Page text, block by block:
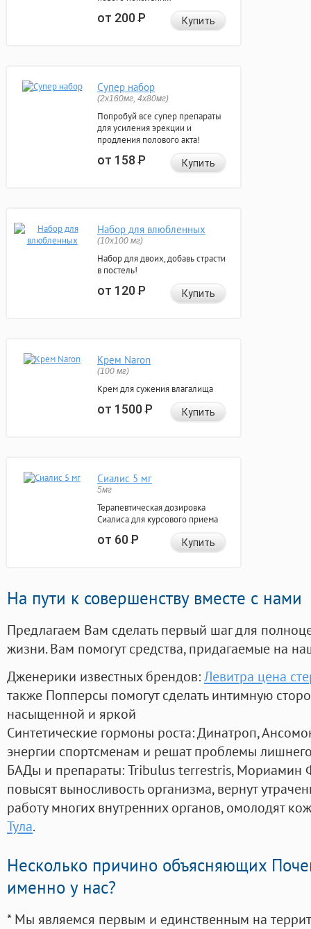
от 200Р Купить
Супер набор
(2х160мг, 4х80мг)
Попробуй все супер препараты
для усиления эрекции и
продления полового акта!
от 158Р Купить
Набор для влюбленных
(10х100 мг)
Набор для двоих, добавь страсти
в постель!
от 120Р Купить
Крем Naron
(100 мг)
Крем для сужения влагалища
от 1500Р Купить
Сиалис 5 мг
5мг
Терапевтическая дозировка
Сиалиса для курсового приема
от 60Р Купить
На пути к совершенству вместе с нами
Предлагаем Вам сделать первый шаг для
жизни. Вам помогут средства, придагаемые на
Дженерики известных брендов:Левитра цена
также Попперсы помогут сделать интимную
насыщенной и яркой
Синтетические гормоны роста: Динатроп,
энергии спортсменам и решат проблемы
БАДы и препараты:Tribulus terrestris, Мориамин
повысят выносливость организма, вернут
работу многих внутренних органов, омолодят
Тула.
Несколько причино объясняющих
именно у нас?
* Мы являемся первым и единственным на